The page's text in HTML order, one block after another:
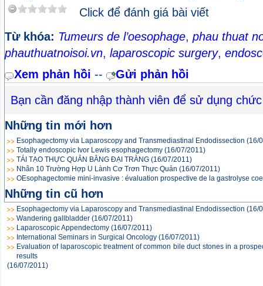
Click để đánh giá bài viết
Từ khóa: Tumeurs de l’oesophage, phau thuat
phauthuatnoisoi.vn, laparoscopic surgery,
Xem phản hồi --
Gửi phản hồi
Bạn cần đăng nhập thành viên để sử dụng
Những tin mới hơn
Esophagectomy via Laparoscopy and Transmediastinal Endodissection (16/
Totally endoscopic Ivor Lewis esophagectomy (16/07/2011)
TÁI TẠO THỰC QUẢN BẰNG ĐẠI TRÀNG (16/07/2011)
Nhân 10 Trường Hợp U Lành Cơ Trơn Thực Quản (16/07/2011)
OEsophagectomie mini-invasive : évaluation prospective de la gastrolyse
Những tin cũ hơn
Esophagectomy via Laparoscopy and Transmediastinal Endodissection (16/
Wandering gallbladder (16/07/2011)
Laparoscopic Appendectomy (16/07/2011)
International Seminars in Surgical Oncology (16/07/2011)
Evaluation of laparoscopic treatment of common bile duct stones in a
results
(16/07/2011)